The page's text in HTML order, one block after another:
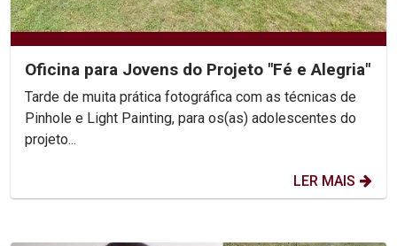
Oficina para Jovens do Projeto "Fé e Alegria"
Tarde de muita prática fotográfica com as técnicas de
Pinhole e Light Painting, para os(as) adolescentes do
projeto...
LER MAIS